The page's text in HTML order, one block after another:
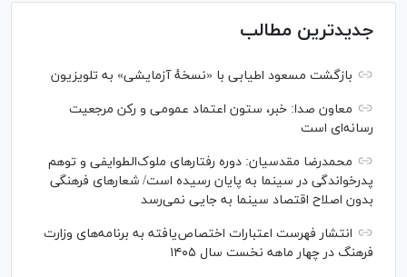
جدیدترین مطالب
بازگشت مسعود اطیابی با «نسخهٔ آزمایشی» به تلویزیون
معاون صدا: خبر، ستون اعتماد عمومی و رکن مرجعیت
رسانه‌ای است
محمدرضا مقدسیان: دوره رفتارهای ملوک‌الطوایفی و توهم
پدرخواندگی در سینما به پایان رسیده است/ شعارهای فرهنگی
بدون اصلاح اقتصاد سینما به جایی نمی‌رسد
انتشار فهرست اعتبارات اختصاص‌یافته به برنامه‌های وزارت
فرهنگ در چهار ماهه نخست سال ۱۴۰۵